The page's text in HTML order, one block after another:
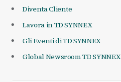
Diventa Cliente
Lavora in TD SYNNEX
Gli Eventi di TD SYNNEX
Global Newsroom TD SYNNEX